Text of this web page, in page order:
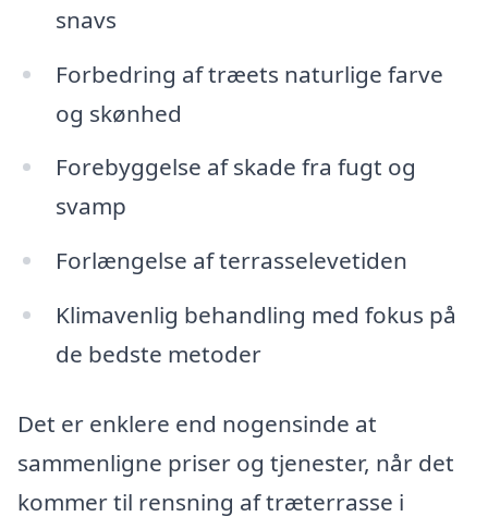
snavs
Forbedring af træets naturlige farve
og skønhed
Forebyggelse af skade fra fugt og
svamp
Forlængelse af terrasselevetiden
Klimavenlig behandling med fokus på
de bedste metoder
Det er enklere end nogensinde at
sammenligne priser og tjenester, når det
kommer til rensning af træterrasse i